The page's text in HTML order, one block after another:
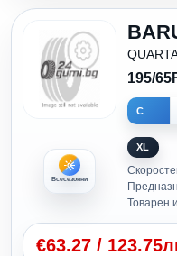
Всесезонни
195/
C
XL
Товарен
€63.27 /